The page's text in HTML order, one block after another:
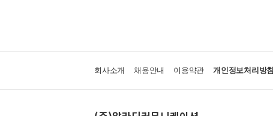
회사소개 채용안내 이용약관 개인정보처리방침